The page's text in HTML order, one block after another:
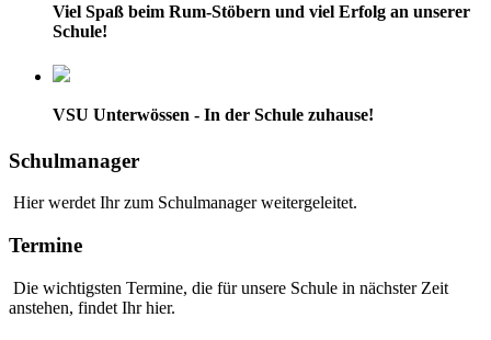
Viel Spaß beim Rum-Stöbern und viel Erfolg an unserer
Schule!
VSU Unterwössen - In der Schule zuhause!
Schulmanager
Hier werdet Ihr zum Schulmanager weitergeleitet.
Termine
Die wichtigsten Termine, die für unsere Schule in nächster Zeit
anstehen, findet Ihr hier.